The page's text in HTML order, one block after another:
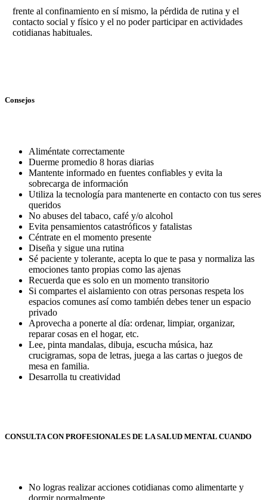
frente al confinamiento en sí mismo, la pérdida de rutina y el
contacto social y físico y el no poder participar en actividades
cotidianas habituales.
Consejos
Aliméntate correctamente
Duerme promedio 8 horas diarias
Mantente informado en fuentes confiables y evita la
sobrecarga de información
Utiliza la tecnología para mantenerte en contacto con tus seres
queridos
No abuses del tabaco, café y/o alcohol
Evita pensamientos catastróficos y fatalistas
Céntrate en el momento presente
Diseña y sigue una rutina
Sé paciente y tolerante, acepta lo que te pasa y normaliza las
emociones tanto propias como las ajenas
Recuerda que es solo en un momento transitorio
Si compartes el aislamiento con otras personas respeta los
espacios comunes así como también debes tener un espacio
privado
Aprovecha a ponerte al día: ordenar, limpiar, organizar,
reparar cosas en el hogar, etc.
Lee, pinta mandalas, dibuja, escucha música, haz
crucigramas, sopa de letras, juega a las cartas o juegos de
mesa en familia.
Desarrolla tu creatividad
CONSULTA CON PROFESIONALES DE LA SALUD MENTAL CUANDO
No logras realizar acciones cotidianas como alimentarte y
dormir normalmente